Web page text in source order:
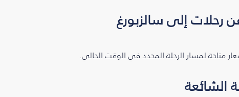
رحلات إلى سالزبورغ
متاحة لمسار الرحلة المحدد في الوقت الحالي.
الشائعة